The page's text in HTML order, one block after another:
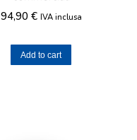
94,90 € IVA inclusa
Add to cart